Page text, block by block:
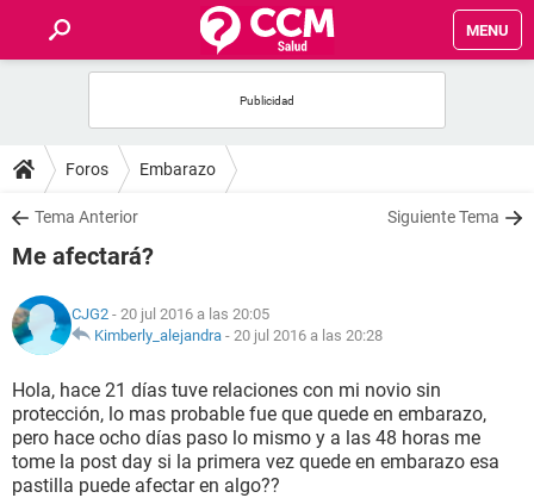
MENU
FOROS
SALUD
NUTRICIÓN
BIENESTAR
SEXUALIDAD
Foros Embarazo
Tema Anterior Siguiente Tema
Me afectará?
CJG2 - 20 jul 2016 a las 20:05
Kimberly_alejandra - 20 jul 2016 a las 20:28
Hola, hace 21 días tuve relaciones con mi novio sin
protección, lo mas probable fue que quede en embarazo,
pero hace ocho días paso lo mismo y a las 48 horas me
tome la post day si la primera vez quede en embarazo esa
pastilla puede afectar en algo??